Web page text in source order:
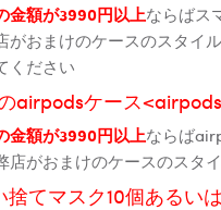
金額が3990円以上ならばス
がおまけのケースのスタイ
ください
airpodsケース
金額が3990円以上ならば
店がおまけのケースのスタ
てマスク10個あるい